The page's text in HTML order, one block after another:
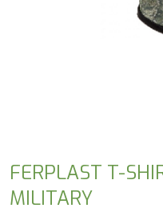
FERPLAST T-
MILITARY